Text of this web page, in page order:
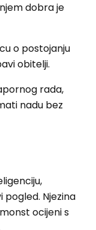
dobra je
o postojanju
obitelji.
rada,
nadu bez
pogled. Njezina
ocijeni s